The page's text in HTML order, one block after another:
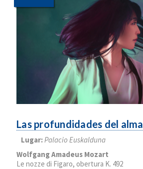
Las profundidades del alma
Lugar:Palacio Euskalduna
Wolfgang Amadeus Mozart
Le nozze di Figaro, obertura K. 492